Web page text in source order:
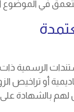
نتعمق في الموضوع
الرسمية
أو تراخيص
بالشهادة على